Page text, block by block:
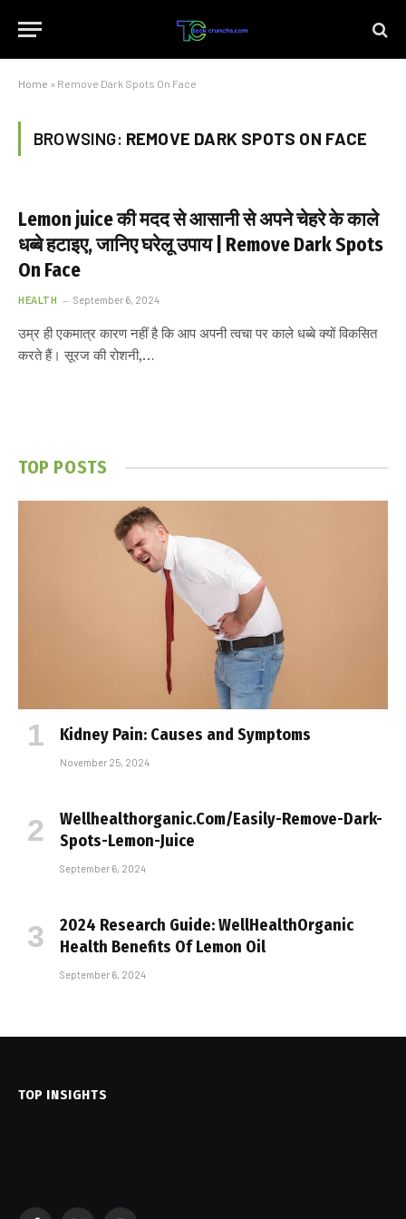
Home » Remove Dark Spots On Face
BROWSING: REMOVE DARK SPOTS ON FACE
Lemon juice की मदद से आसानी से अपने चेहरे के काले
धब्बे हटाइए, जानिए घरेलू उपाय | Remove Dark Spots
On Face
HEALTH September 6, 2024
उम्र ही एकमात्र कारण नहीं है कि आप अपनी त्वचा पर काले धब्बे क्यों विकसित
करते हैं। सूरज की रोशनी,…
TOP POSTS
Kidney Pain: Causes and Symptoms
November 25, 2024
Wellhealthorganic.Com/Easily-Remove-Dark-
Spots-Lemon-Juice
September 6, 2024
2024 Research Guide: WellHealthOrganic
Health Benefits Of Lemon Oil
September 6, 2024
TOP INSIGHTS